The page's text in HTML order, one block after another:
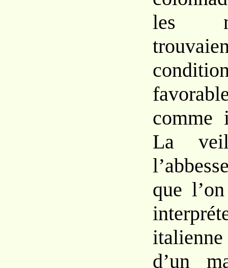
les
comme
La
que
inter
d’un